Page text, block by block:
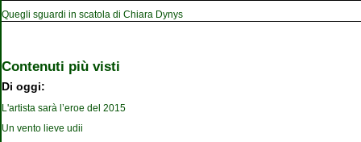
Quegli sguardi in scatola di Chiara Dynys
Contenuti più visti
Di oggi:
L'artista sarà l’eroe del 2015
Un vento lieve udii